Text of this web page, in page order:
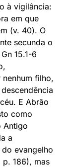
à vigilância:
em que
(v. 40). O
secunda o
15.1-6
filho,
E Abrão
como
Antigo
a
evangelho
p. 186), mas